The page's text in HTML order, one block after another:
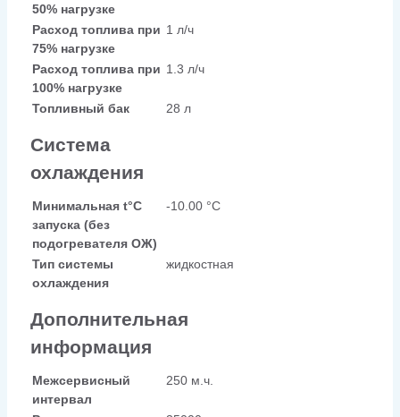
50% нагрузке
Расход топлива при
75% нагрузке
1 л/ч
Расход топлива при
100% нагрузке
1.3 л/ч
Топливный бак 28 л
Система
охлаждения
Минимальная t°С
запуска (без
подогревателя ОЖ)
-10.00 °С
Тип системы
охлаждения
жидкостная
Дополнительная
информация
Межсервисный
интервал
250 м.ч.